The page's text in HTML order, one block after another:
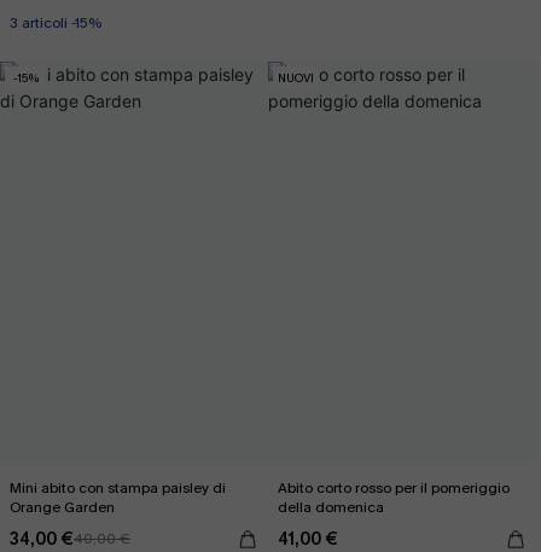
3 articoli -15%
-15%
Mini abito con stampa paisley di
Orange Garden
34,00 €40,00 €
NUOVI
Abito corto rosso per il pomeriggio
della domenica
41,00 €